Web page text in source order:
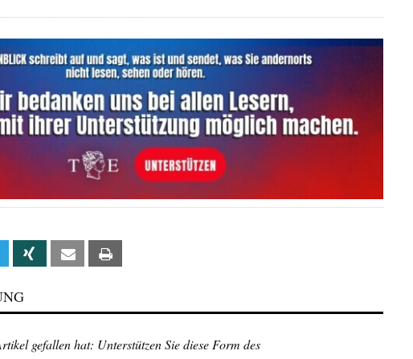
Linkedin Xing Email
gefallen hat: Unterstützen Sie diese Form des